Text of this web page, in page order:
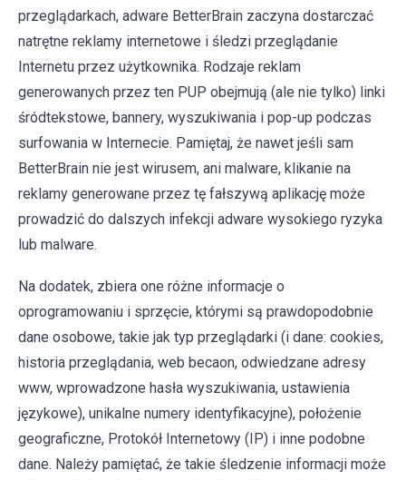
przeglądarkach, adware BetterBrain zaczyna dostarczać
natrętne reklamy internetowe i śledzi przeglądanie
Internetu przez użytkownika. Rodzaje reklam
generowanych przez ten PUP obejmują (ale nie tylko) linki
śródtekstowe, bannery, wyszukiwania i pop-up podczas
surfowania w Internecie. Pamiętaj, że nawet jeśli sam
BetterBrain nie jest wirusem, ani malware, klikanie na
reklamy generowane przez tę fałszywą aplikację może
prowadzić do dalszych infekcji adware wysokiego ryzyka
lub malware.
Na dodatek, zbiera one różne informacje o
oprogramowaniu i sprzęcie, którymi są prawdopodobnie
dane osobowe, takie jak typ przeglądarki (i dane: cookies,
historia przeglądania, web becaon, odwiedzane adresy
www, wprowadzone hasła wyszukiwania, ustawienia
językowe), unikalne numery identyfikacyjne), położenie
geograficzne, Protokół Internetowy (IP) i inne podobne
dane. Należy pamiętać, że takie śledzenie informacji może